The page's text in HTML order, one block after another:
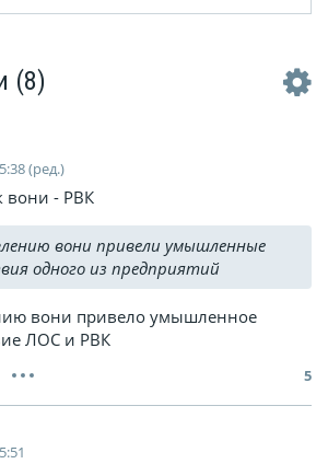
(8)
(ред.)
вони - РВК
вони привели умышленные
одного из предприятий
вони привело умышленное
ЛОС и РВК
5